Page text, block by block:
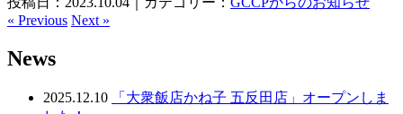
« Previous Next »
News
2025.12.10
「大衆飯店かね子 五反田店」オープンしま